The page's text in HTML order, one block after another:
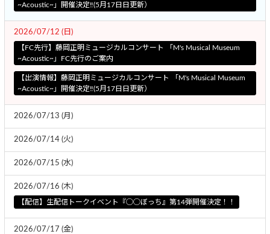
~Acoustic~」開催決定‼︎(5月17日日更新）
2026/07/12 (日)
【FC先行】藤岡正明ミュージカルコンサート 「M's Musical Museum
~Acoustic~」FC先行のご案内
【出演情報】藤岡正明ミュージカルコンサート 「M's Musical Museum
~Acoustic~」開催決定‼︎(5月17日日更新）
2026/07/13 (月)
2026/07/14 (火)
2026/07/15 (水)
2026/07/16 (木)
【配信】生配信トークイベント『◯◯ぼっち』第14弾開催決定！！
2026/07/17 (金)